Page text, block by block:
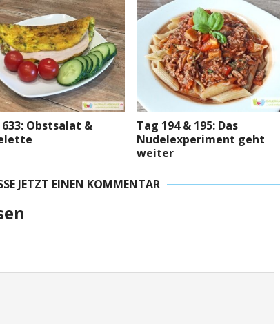
Obstsalat &
Tag 194 & 195: Das
Nudelexperiment geht
weiter
JETZT EINEN KOMMENTAR